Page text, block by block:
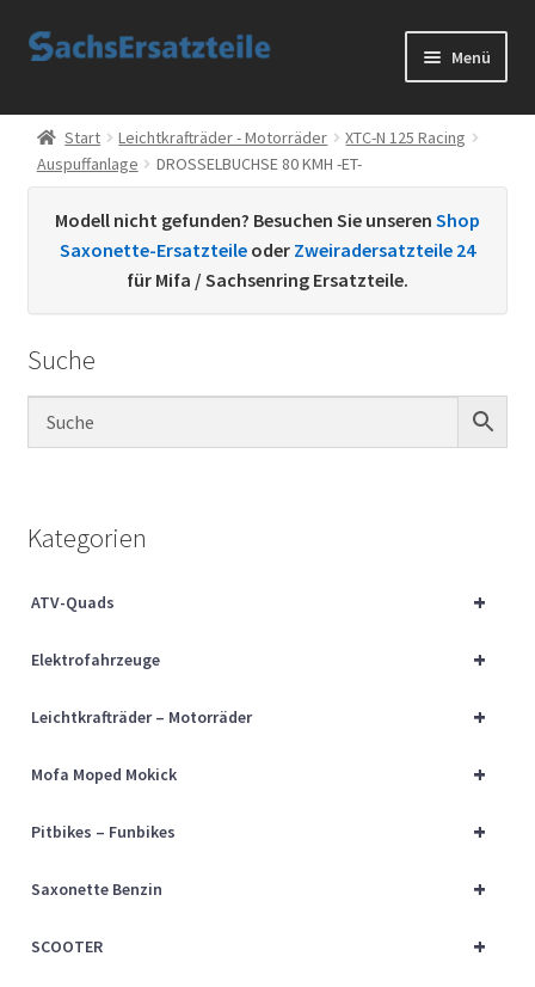
Zur
Zum
Menü
Start
AGB
Datenschutzerklärung
Kontakt
Sachs Ersatzteile
Über uns
Start Leichtkrafträder - Motorräder
XTC-N 125 Racing
Auspuffanlage
DROSSELBUCHSE 80 KMH -ET-
Modell nicht gefunden? Besuchen Sie unseren Shop
Saxonette-Ersatzteile oder Zweiradersatzteile 24
für Mifa / Sachsenring Ersatzteile.
Suche
Kategorien
+
ATV-Quads
+
Elektrofahrzeuge
+
Leichtkrafträder – Motorräder
+
Mofa Moped Mokick
+
Pitbikes – Funbikes
+
Saxonette Benzin
+
SCOOTER